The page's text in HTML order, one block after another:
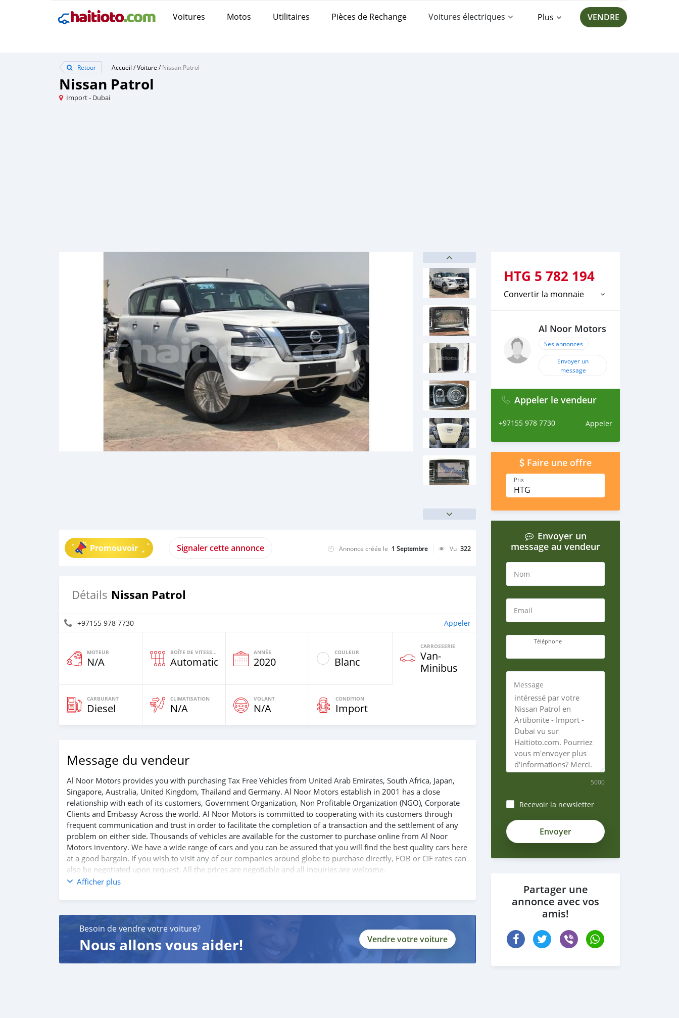
Voitures Motos Utilitaires Pièces de Rechange Voitures électriques Plus VENDRE
Retour Accueil /Voiture /Nissan Patrol
Nissan Patrol
Import - Dubai
Promouvoir Signaler cette annonce Annonce créée le 1 Septembre Vu 322
Détails Nissan Patrol
+97155 978 7730 Appeler
MOTEUR
N/A
BOÎTE DE VITESSES
Automatique
ANNÉE
2020
COULEUR
Blanc
CARROSSERIE
Van‒
Minibus
CARBURANT
Diesel
CLIMATISATION
N/A
VOLANT
N/A
CONDITION
Import
Message du vendeur
Al Noor Motors provides you with purchasing Tax Free Vehicles from United Arab Emirates, South Africa, Japan,
Singapore, Australia, United Kingdom, Thailand and Germany. Al Noor Motors establish in 2001 has a close
relationship with each of its customers, Government Organization, Non Profitable Organization (NGO), Corporate
Clients and Embassy Across the world. Al Noor Motors is committed to cooperating with its customers through
frequent communication and trust in order to facilitate the completion of a transaction and the settlement of any
problem on either side. Thousands of vehicles are available for the customer to purchase online from Al Noor
Motors inventory. We have a wide range of cars and you can be assured that you will find the best quality cars here
at a good bargain. If you wish to visit any of our companies around globe to purchase directly, FOB or CIF rates can
also be negotiated upon request. All the prices are negotiable and all inquiries are welcome.
We p
Afficher plus
Besoin de vendre votre voiture?
Nous allons vous aider! Vendre votre voiture
HTG 5 782 194
Convertir la monnaie
Al Noor Motors
Ses annonces
Envoyer un
message
Appeler le vendeur
+97155 978 7730 Appeler
Faire une offre
Prix
HTG
Envoyer un
message au vendeur
Nom
Email
Téléphone
Message
5000
Recevoir la newsletter
Partager une
annonce avec vos
amis!